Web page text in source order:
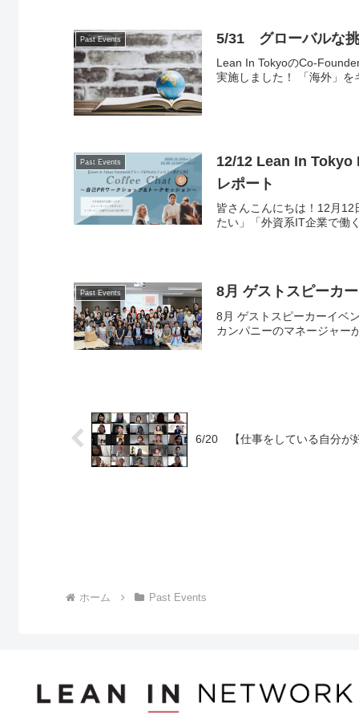
Past Events 5/31 グローバルな挑
Lean In TokyoのCo-
実施しました！ 「海外」
Past Events
12/12 Lean In Tokyo
レポート
皆さんこんにちは！12月
たい」「外資系IT企業で働
Past Events 8月 ゲストスピーカ
8月 ゲストスピーカーイベ
カンパニーのマネージャ
6/20 【仕事をしている自分が
ホーム Past Events